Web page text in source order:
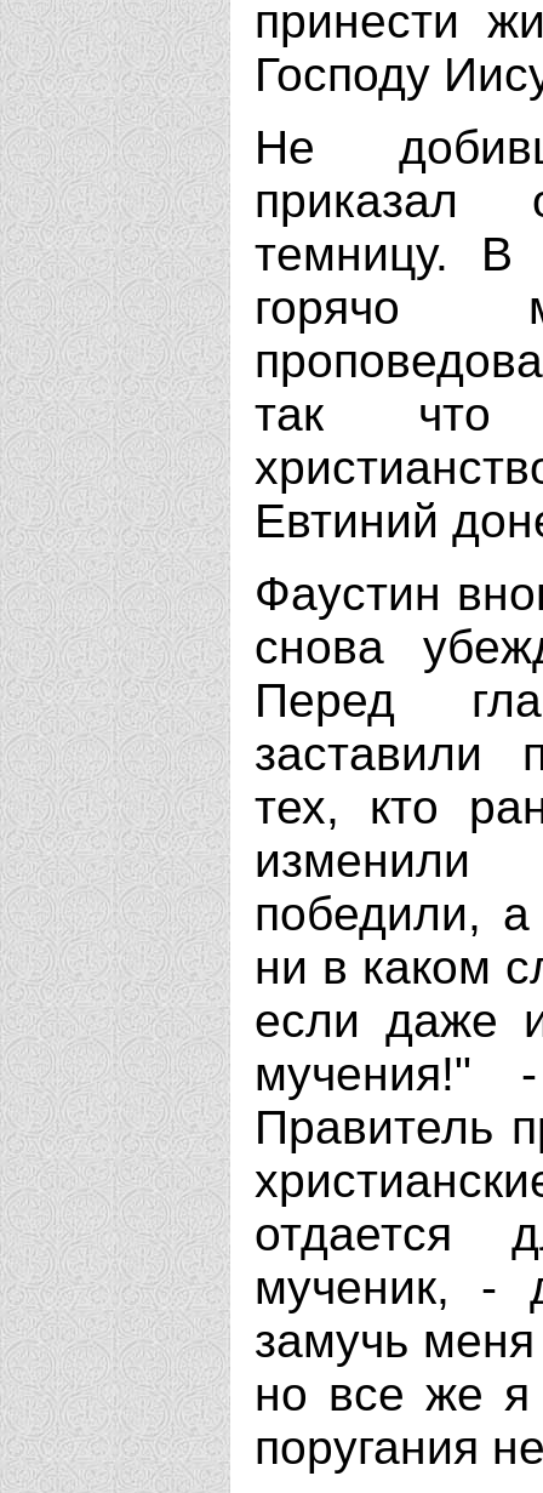
принести
Господу
Не
приказал
темницу. В
горячо
так что
Евтиний
Фаустин
снова
Перед
заставили
тех, кто
победили,
ни в каком
если даже
мучения!"
Правитель
отдается
мученик, -
замучь
но все же я
поругания